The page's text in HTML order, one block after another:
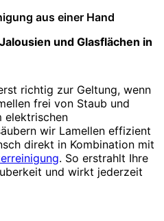
aus einer Hand
und Glasflächen in
richtig zur Geltung, wenn
frei von Staub und
elektrischen
wir Lamellen effizient
direkt in Kombination mit
. So erstrahlt Ihre
und wirkt jederzeit